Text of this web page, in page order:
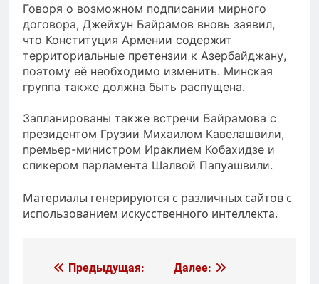
Говоря о возможном подписании мирного
договора, Джейхун Байрамов вновь заявил,
что Конституция Армении содержит
территориальные претензии к Азербайджану,
поэтому её необходимо изменить. Минская
группа также должна быть распущена.
Запланированы также встречи Байрамова с
президентом Грузии Михаилом Кавелашвили,
премьер-министром Ираклием Кобахидзе и
спикером парламента Шалвой Папуашвили.
Материалы генерируются с различных сайтов с
использованием искусственного интеллекта.
Навигация
Предыдущая:
Далее: